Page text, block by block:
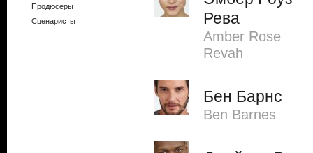
Продюсеры
Сценаристы
Рева
Amber Rose
Revah
Бен Барнс
Ben Barnes